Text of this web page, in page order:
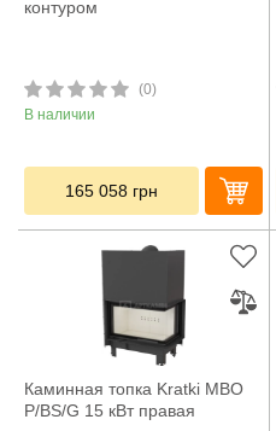
контуром
(0)
В наличии
165 058 грн
Каминная топка Kratki MBO
P/BS/G 15 кВт правая